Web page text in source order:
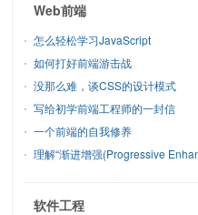
Web前端
怎么轻松学习JavaScript
如何打好前端游击战
没那么难，谈CSS的设计模式
写给初学前端工程师的一封信
一个前端的自我修养
理解“渐进增强(Progressive
软件工程